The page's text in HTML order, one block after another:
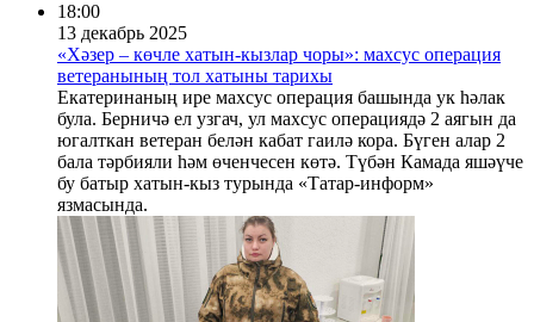
18:00
13 декабрь 2025
«Хәзер – көчле хатын-кызлар чоры»: махсус операция
ветеранының тол хатыны тарихы
Екатеринаның ире махсус операция башында ук һәлак
була. Берничә ел узгач, ул махсус операциядә 2 аягын да
югалткан ветеран белән кабат гаилә кора. Бүген алар 2
бала тәрбияли һәм өченчесен көтә. Түбән Камада яшәүче
бу батыр хатын-кыз турында «Татар-информ»
язмасында.